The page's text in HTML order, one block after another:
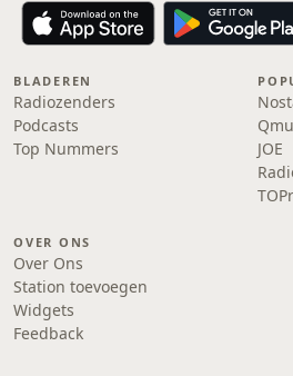
BLADEREN
Radiozenders
Podcasts
Top Nummers
JOE
OVER ONS
Over Ons
Station toevoegen
Widgets
Feedback